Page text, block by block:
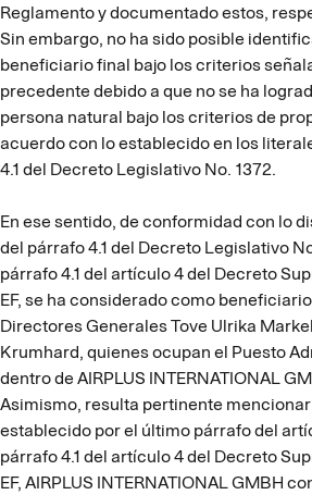
Reglamento y documentado estos,
Sin embargo, no ha sido posible
beneficiario final bajo los criterios
precedente debido a que no se ha
persona natural bajo los criterios de
acuerdo con lo establecido en los
4.1 del Decreto Legislativo No. 1372.
En ese sentido, de conformidad con lo
del párrafo 4.1 del Decreto Legislativo
párrafo 4.1 del artículo 4 del Decreto
EF, se ha considerado como
Directores Generales Tove Ulrika
Krumhard, quienes ocupan el Puesto
dentro de AIRPLUS INTERNATIONAL
Asimismo, resulta pertinente
establecido por el último párrafo del
párrafo 4.1 del artículo 4 del Decreto
EF, AIRPLUS INTERNATIONAL GMBH